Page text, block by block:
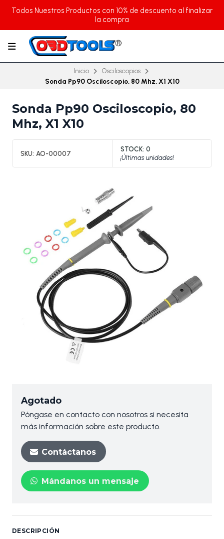
Todos Nuestros Productos con 10% de descuento al finalizar
la compra
Inicio
Osciloscopios
Sonda Pp90 Osciloscopio, 80 Mhz, X1 X10
Sonda Pp90 Osciloscopio, 80
Mhz, X1 X10
SKU: AO-00007
STOCK: 0
¡Últimas unidades!
Agotado
Póngase en contacto con nosotros si necesita
más información sobre este producto.
Contáctanos
Mándanos un mensaje
DESCRIPCIÓN